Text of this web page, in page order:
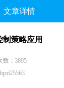
文章详情
策略应用
：3895